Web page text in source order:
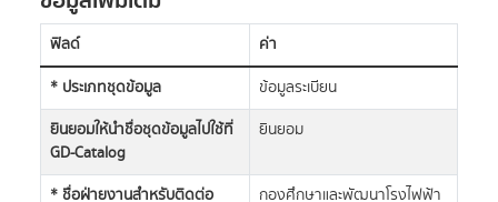
ฟิลด์
ค่า
* ประเภทชุดข้อมูล
ข้อมูลระเบียน
ยินยอมให้นำชื่อชุดข้อมูลไปใช้ที่
GD-Catalog
ยินยอม
* ชื่อฝ่ายงานสำหรับติดต่อ
กองศึกษาและพัฒนาโรงไฟฟ้า